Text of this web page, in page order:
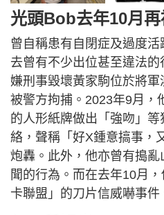
光頭Bob去年10月
曾自稱患有自閉症及過度
去曾有不少出位甚至違法
嫌刑事毀壞黃家駒位於將軍
被警方拘捕。2023年9月，
的人形紙牌做出「強吻」
絡，聲稱「好X鍾意搞事，
炮轟。此外，他亦曾有搗
聞的行為。而在去年10月
卡聯盟」的刀片信威嚇事件